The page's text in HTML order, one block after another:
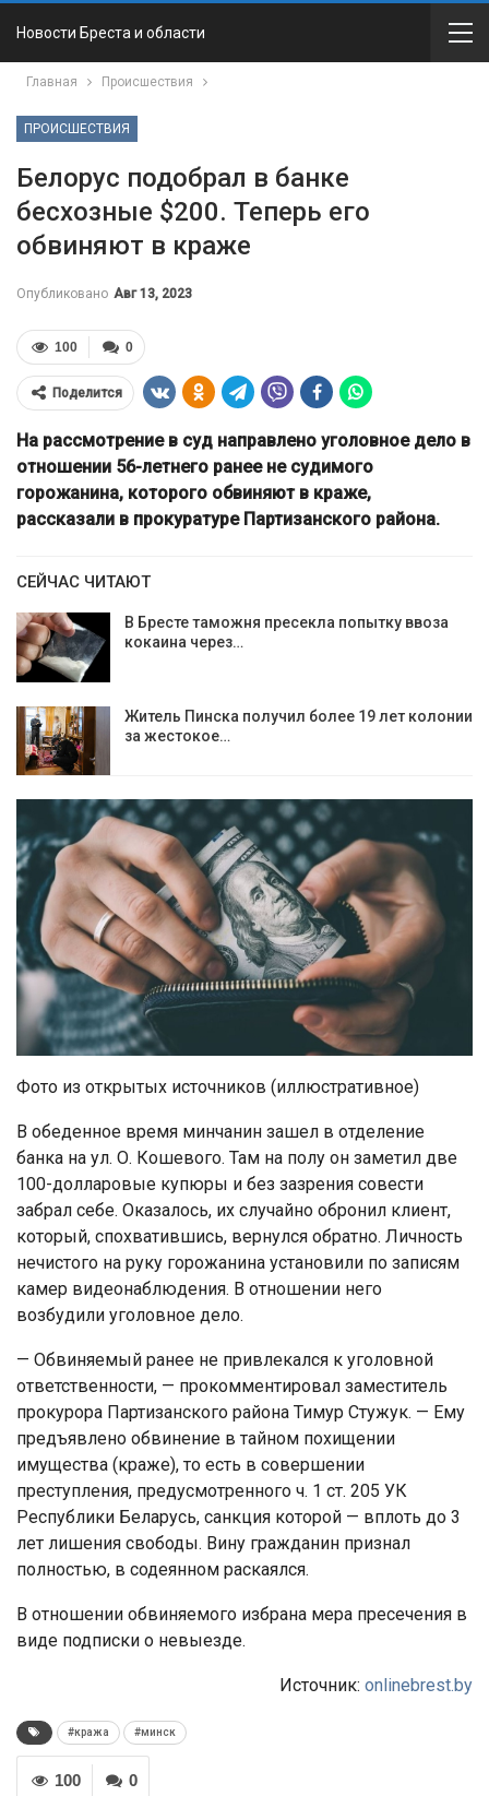
Новости Бреста и области
Главная Происшествия
ПРОИСШЕСТВИЯ
Белорус подобрал в банке
бесхозные $200. Теперь его
обвиняют в краже
Опубликовано Авг 13, 2023
0
100
Поделится
На рассмотрение в суд направлено уголовное дело в
отношении 56-летнего ранее не судимого
горожанина, которого обвиняют в краже,
рассказали в прокуратуре Партизанского района.
СЕЙЧАС ЧИТАЮТ
В Бресте таможня пресекла попытку ввоза
кокаина через…
Житель Пинска получил более 19 лет колонии
за жестокое…
Фото из открытых источников (иллюстративное)
В обеденное время минчанин зашел в отделение
банка на ул. О. Кошевого. Там на полу он заметил две
100-долларовые купюры и без зазрения совести
забрал себе. Оказалось, их случайно обронил клиент,
который, спохватившись, вернулся обратно. Личность
нечистого на руку горожанина установили по записям
камер видеонаблюдения. В отношении него
возбудили уголовное дело.
— Обвиняемый ранее не привлекался к уголовной
ответственности, — прокомментировал заместитель
прокурора Партизанского района Тимур Стужук. — Ему
предъявлено обвинение в тайном похищении
имущества (краже), то есть в совершении
преступления, предусмотренного ч. 1 ст. 205 УК
Республики Беларусь, санкция которой — вплоть до 3
лет лишения свободы. Вину гражданин признал
полностью, в содеянном раскаялся.
В отношении обвиняемого избрана мера пресечения в
виде подписки о невыезде.
Источник: onlinebrest.by
#кража #минск
0
100